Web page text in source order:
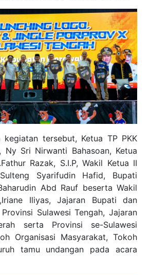
tersebut, Ketua TP PKK
Ny Sri Nirwanti Bahasoan, Ketua
Razak, S.I.P, Wakil Ketua II
Syarifudin Hafid, Bupati
Abd Rauf beserta Wakil
Iliyas, Jajaran Bupati dan
Sulawesi Tengah, Jajaran
serta Provinsi se-Sulawesi
Organisasi Masyarakat, Tokoh
tamu undangan pada acara